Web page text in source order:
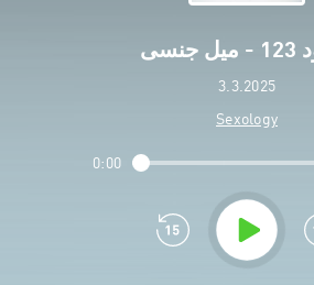
3.3.2025
Sexology
0:00